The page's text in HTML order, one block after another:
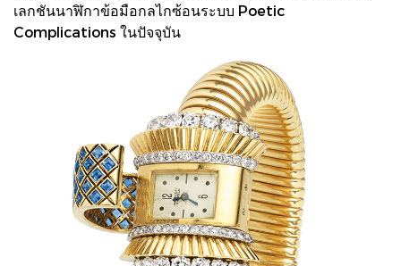
เลกชันนาฬิกาข้อมือกลไกซ้อนระบบ Poetic
Complications ในปัจจุบัน